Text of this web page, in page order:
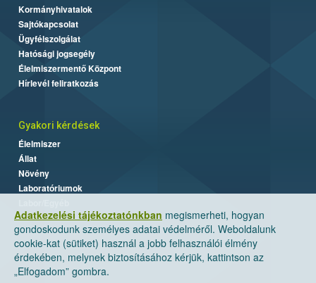
Adatkezelési tájékoztatónkban megismerheti, hogyan
gondoskodunk személyes adatai védelméről. Weboldalunk
cookie-kat (sütiket) használ a jobb felhasználói élmény
érdekében, melynek biztosításához kérjük, kattintson az
„Elfogadom” gombra.
Kormányhivatalok
Sajtókapcsolat
Ügyfélszolgálat
Hatósági jogsegély
Élelmiszermentő Központ
Hírlevél feliratkozás
Gyakori kérdések
Élelmiszer
Állat
Növény
Laboratóriumok